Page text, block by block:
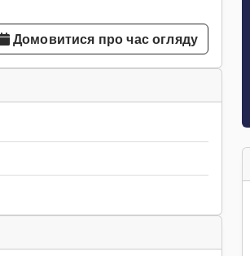
Домовитися про час огляду